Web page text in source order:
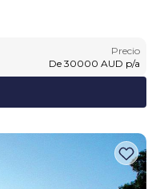
Precio
De 30000 AUD p/a